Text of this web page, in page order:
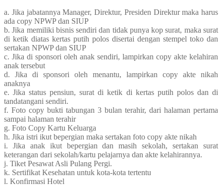
a. Jika jabatannya Manager, Direktur, Presiden Direktur maka harus
ada copy NPWP dan SIUP
b. Jika memiliki bisnis sendiri dan tidak punya kop surat, maka surat
di ketik diatas kertas putih polos disertai dengan stempel toko dan
sertakan NPWP dan SIUP
c. Jika di sponsori oleh anak sendiri, lampirkan copy akte kelahiran
anak tersebut
d. Jika di sponsori oleh menantu, lampirkan copy akte nikah
anaknya
e. Jika status pensiun, surat di ketik di kertas putih polos dan di
tandatangani sendiri.
f. Foto copy bukti tabungan 3 bulan terahir, dari halaman pertama
sampai halaman terahir
g. Foto Copy Kartu Keluarga
h. Jika istri ikut bepergian maka sertakan foto copy akte nikah
i. Jika anak ikut bepergian dan masih sekolah, sertakan surat
keterangan dari sekolah/kartu pelajarnya dan akte kelahirannya.
j. Tiket Pesawat Asli Pulang Pergi.
k. Sertifikat Kesehatan untuk kota-kota tertentu
l. Konfirmasi Hotel